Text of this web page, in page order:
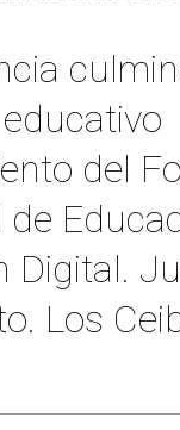
del
de
Digital.
Los